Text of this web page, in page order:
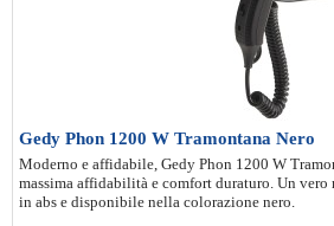
Gedy Phon 1200 W Tramontana Nero
Moderno e affidabile, Gedy Phon 1200 W
massima affidabilità e comfort duraturo. Un vero
in abs e disponibile nella colorazione nero.